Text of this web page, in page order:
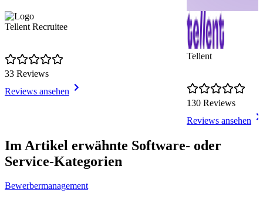
Tellent Recruitee
33 Reviews
Reviews ansehen
Tellent
130 Reviews
Reviews ansehen
1
of
4
Im Artikel erwähnte Software- oder
Service-Kategorien
Bewerbermanagement